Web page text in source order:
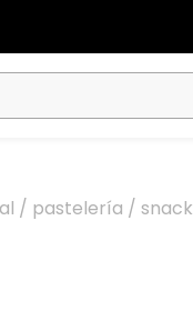
/ pastelería / snack